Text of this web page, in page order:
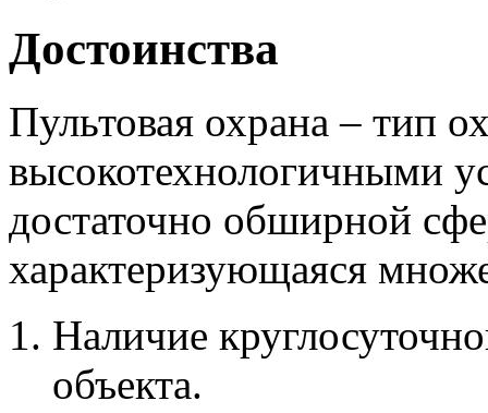
Достоинства
Пультовая охрана – тип
высокотехнологичными
достаточно обширной
характеризующаяся
Наличие
объекта.